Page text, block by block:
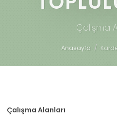
Çalışma
Anasayfa
Çalışma Alanları